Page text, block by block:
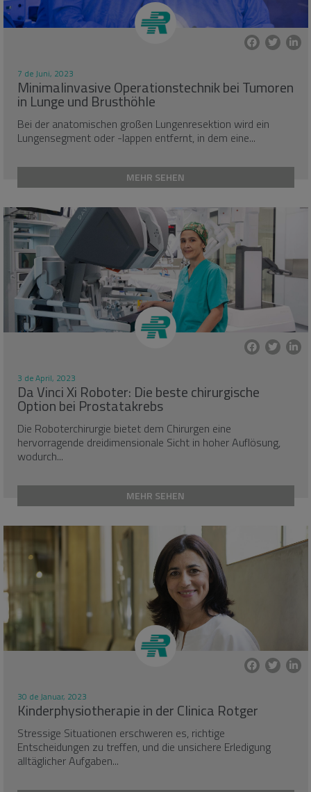
7 de Juni, 2023
Minimalinvasive Operationstechnik bei Tumoren
in Lunge und Brusthöhle
Bei der anatomischen großen Lungenresektion wird ein
Lungensegment oder -lappen entfernt, in dem eine...
MEHR SEHEN
3 de April, 2023
Da Vinci Xi Roboter: Die beste chirurgische
Option bei Prostatakrebs
Die Roboterchirurgie bietet dem Chirurgen eine
hervorragende dreidimensionale Sicht in hoher Auflösung,
wodurch...
MEHR SEHEN
30 de Januar, 2023
Kinderphysiotherapie in der Clinica Rotger
Stressige Situationen erschweren es, richtige
Entscheidungen zu treffen, und die unsichere Erledigung
alltäglicher Aufgaben...